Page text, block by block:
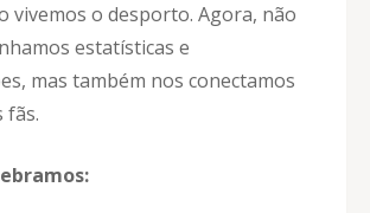
vivemos o desporto. Agora, não
estatísticas e
mas também nos conectamos
fãs.